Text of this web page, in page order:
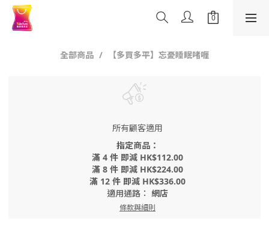
全部商品 【多買多平】忘憂睡眠啫喱
所有顧客適用
指定商品：
滿 4 件 即減 HK$112.00
滿 8 件 即減 HK$224.00
滿 12 件 即減 HK$336.00
適用通路： 網店
條款與細則